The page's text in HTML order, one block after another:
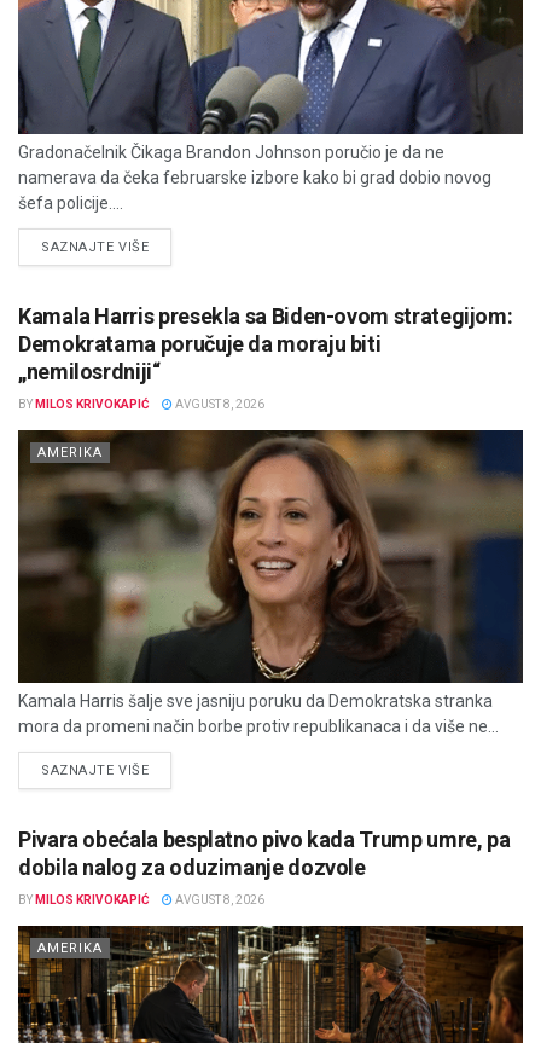
Gradonačelnik Čikaga Brandon Johnson poručio je da ne
namerava da čeka februarske izbore kako bi grad dobio novog
šefa policije....
SAZNAJTE VIŠEDETAILS
Kamala Harris presekla sa Biden-ovom strategijom:
Demokratama poručuje da moraju biti
„nemilosrdniji“
BY MILOS KRIVOKAPIĆ AVGUST 8, 2026
AMERIKA
Kamala Harris šalje sve jasniju poruku da Demokratska stranka
mora da promeni način borbe protiv republikanaca i da više ne...
SAZNAJTE VIŠEDETAILS
Pivara obećala besplatno pivo kada Trump umre, pa
dobila nalog za oduzimanje dozvole
BY MILOS KRIVOKAPIĆ AVGUST 8, 2026
AMERIKA